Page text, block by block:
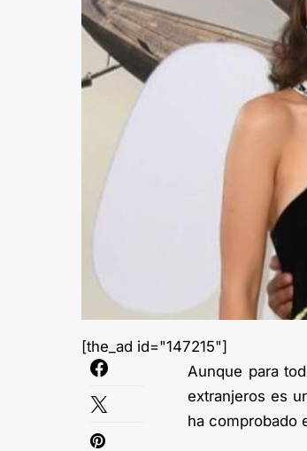
[the_ad id="147215"]
Aunque para
extranjeros es
ha comprobado